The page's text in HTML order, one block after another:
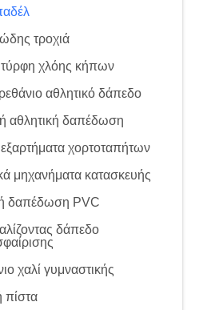
τροχιά
τύρφη χλόης κήπων
αθλητικό δάπεδο
αθλητική δαπέδωση
χορτοταπήτων
μηχανήματα κατασκευής
δαπέδωση PVC
δάπεδο
χαλί γυμναστικής
πίστα